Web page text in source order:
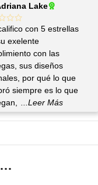
Lake
con 5 estrellas
exelente
con las
sus diseños
por qué lo que
siempre es lo que
...Leer Más